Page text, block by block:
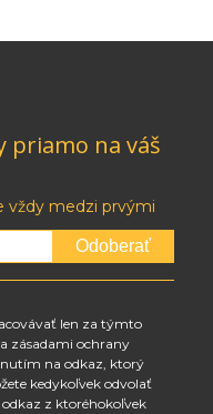
priamo na váš
vždy medzi prvými
Odoberať
len za týmto
zásadami ochrany
na odkaz, ktorý
kedykoľvek odvolať
z ktoréhokoľvek